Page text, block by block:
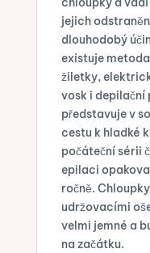
jejich
dlouhodobý
existuje
žiletky,
vosk i depilační
představuje v
cestu k hladké
počáteční sérii
epilaci
ročně.
udržovacími
velmi jemné a
na začátku.